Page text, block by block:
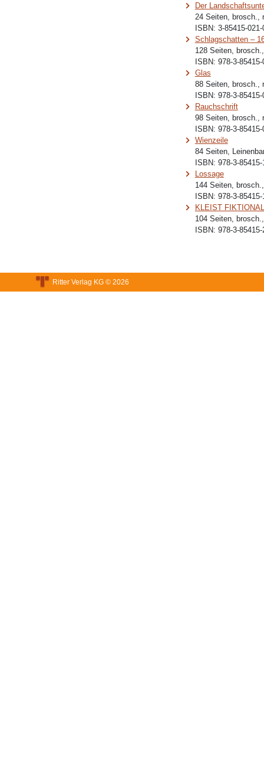
Der
24 Seiten, brosch.,
ISBN: 3-85415-021-
Schlagschatten –
128 Seiten,
ISBN: 978-3-85415-
Glas
88 Seiten, brosch.,
ISBN: 978-3-85415-
Rauchschrift
98 Seiten, brosch.,
ISBN: 978-3-85415-
Wienzeile
84 Seiten,
ISBN: 978-3-85415-
Lossage
144 Seiten,
ISBN: 978-3-85415-
KLEIST
104 Seiten,
ISBN: 978-3-85415-
Ritter Verlag KG © 2026